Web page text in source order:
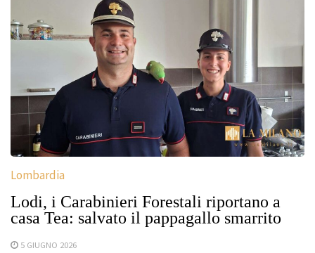
Lombardia
Lodi, i Carabinieri Forestali riportano a
casa Tea: salvato il pappagallo smarrito
5 GIUGNO 2026